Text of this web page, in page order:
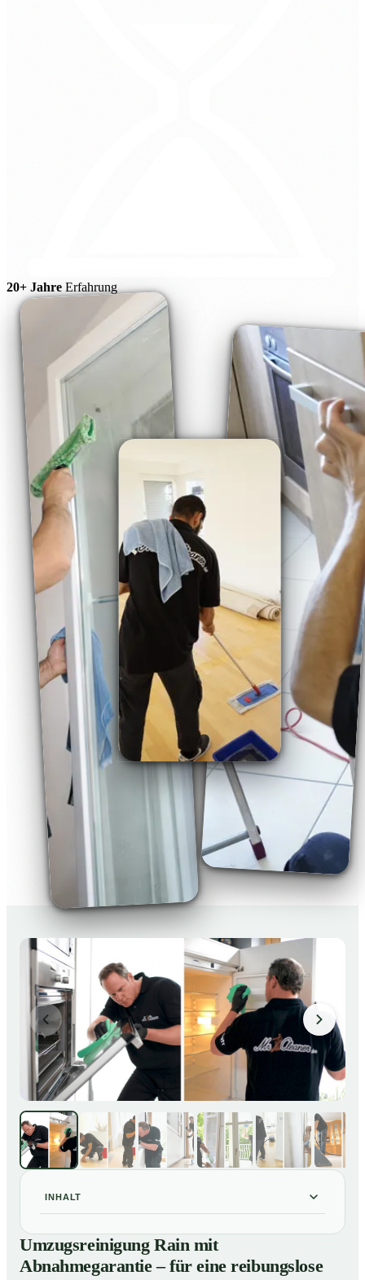
20+ Jahre Erfahrung
INHALT
Umzugsreinigung Rain mit Abnahmegarantie – für eine
reibungslose Wohnungsübergabe
Umzugsreinigung Rain mit
Abnahmegarantie – für eine reibungslose